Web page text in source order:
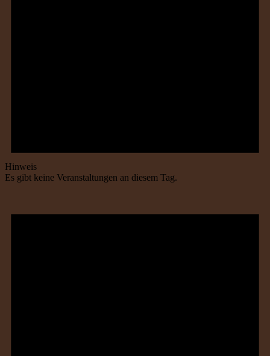
Hinweis
Es gibt keine Veranstaltungen an diesem Tag.